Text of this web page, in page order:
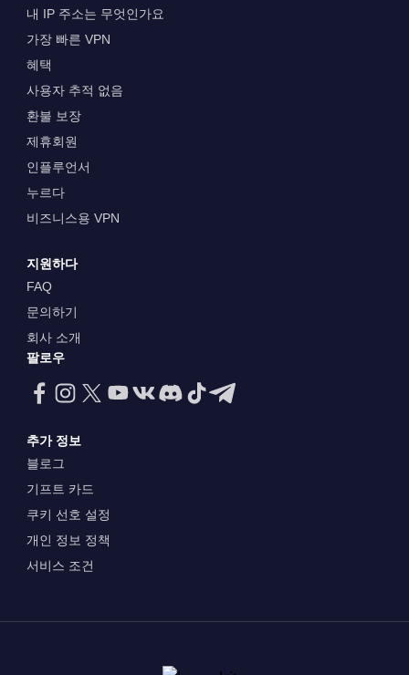
내 IP 주소는 무엇인가요
가장 빠른 VPN
혜택
사용자 추적 없음
환불 보장
제휴회원
인플루언서
누르다
비즈니스용 VPN
지원하다
FAQ
문의하기
회사 소개
팔로우
추가 정보
블로그
기프트 카드
쿠키 선호 설정
개인 정보 정책
서비스 조건